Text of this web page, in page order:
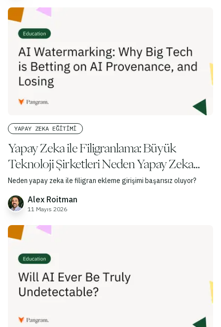
YAPAY ZEKA EĞITIMI
Yapay Zeka ile Filigranlama: Büyük
Teknoloji Şirketleri Neden Yapay Zeka
Kaynak Takibine Bahis Yapıyor ve
Kaybediyor?
Neden yapay zeka ile filigran ekleme girişimi başarısız oluyor?
Alex Roitman
11 Mayıs 2026